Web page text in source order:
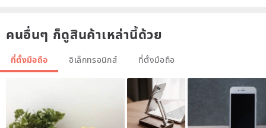
คนอื่นๆ ก็ดูสินค้าเหล่านี้ด้วย
ที่ตั้งมือถือ อิเล็กทรอนิกส์ ที่ตั้งมือถือ